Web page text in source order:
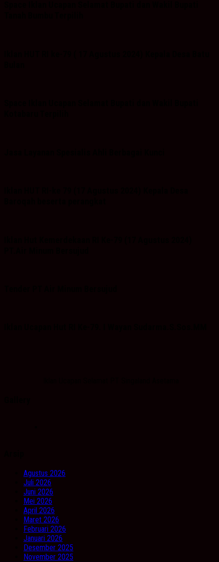
Agustus 2026
Juli 2026
Juni 2026
Mei 2026
April 2026
Maret 2026
Februari 2026
Januari 2026
Desember 2025
November 2025